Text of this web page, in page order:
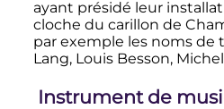
ayant présidé leur
cloche du carillon de
par exemple les noms de
Lang, Louis Besson,
Instrument de